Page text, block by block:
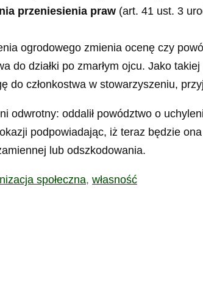
przeniesienia praw (art. 41 ust. 3
ogrodowego zmienia ocenę czy
działki po zmarłym ojcu. Jako
członkostwa w stowarzyszeniu,
oddalił powództwo o
podpowiadając, iż teraz będzie
lub odszkodowania.
społeczna, własność